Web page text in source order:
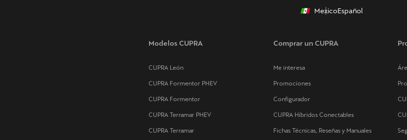
MexicoEspañol
Modelos CUPRA
CUPRA León
CUPRA Formentor PHEV
CUPRA Formentor
CUPRA Terramar PHEV
CUPRA Terramar
Comprar un CUPRA
Me interesa
Promociones
Configurador
CUPRA Híbridos Conectables
Fichas Técnicas, Reseñas y Manuales